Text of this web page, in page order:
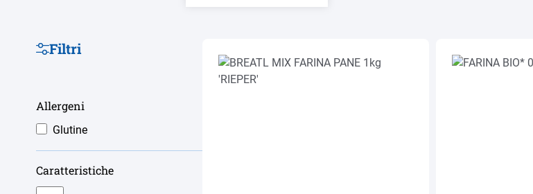
Filtri
Allergeni
Glutine
Caratteristiche